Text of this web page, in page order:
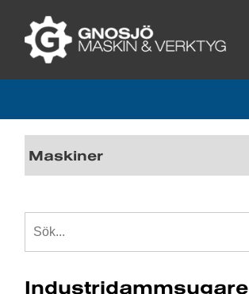
Maskiner
Industridammsugare